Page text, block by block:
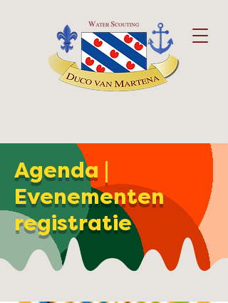
Agenda |
Evenementen
registratie